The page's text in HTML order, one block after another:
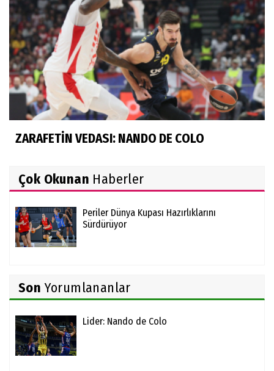
ZARAFETİN VEDASI: NANDO DE COLO
Çok Okunan Haberler
Periler Dünya Kupası Hazırlıklarını
Sürdürüyor
Son Yorumlananlar
Lider: Nando de Colo